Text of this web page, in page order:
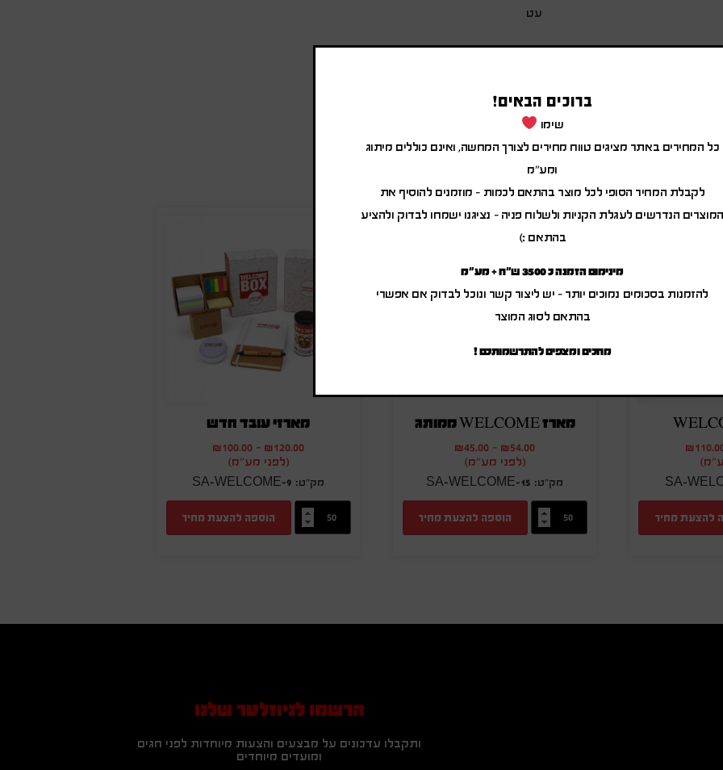
עט
מוצרים משודרגים
₪
SA-
להצעת מחיר
מארז WELCOME ממותג
₪54.00
-
₪45.00
(לפני מע"מ)
SA-WELCOME-15
הוספה להצעת מחיר
מארזי עובד חדש
₪120.00
-
₪100.00
(לפני מע"מ)
SA-WELCOME-9
הוספה להצעת מחיר
הרשמו לניוזלטר שלנו
ותקבלו עדכונים על מבצעים והצעות מיוחדות לפני חגים
ומועדים מיוחדים
ברוכים הבאים!
שימו
כל המחירים באתר מציגים טווח מחירים לצורך המחשה, ואינם כוללים מיתוג
ומע"מ
לקבלת המחיר הסופי לכל מוצר בהתאם לכמות – מוזמנים להוסיף את
המוצרים הנדרשים לעגלת הקניות ולשלוח פניה – נציגנו ישמחו לבדוק ולהציע
בהתאם :)
מינימום הזמנה כ 3500 ש"ח + מע"מ
להזמנות בסכומים נמוכים יותר – יש ליצור קשר ונוכל לבדוק אם אפשרי
בהתאם לסוג המוצר
מחכים ומצפים להתרשמותכם !